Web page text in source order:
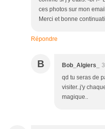
ces photos sur mon
Merci et bonne
Répondre
B Bob_Algiers_
qd tu seras de
visiter..j'y
magique..